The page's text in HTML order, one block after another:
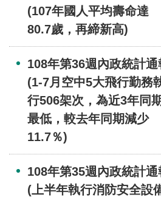
(107年國人平均壽命達
80.7歲，再締新高)
108年第36週內政統計通
(1-7月空中5大飛行勤務
行506架次，為近3年同期
最低，較去年同期減少
11.7％)
108年第35週內政統計通
(上半年執行消防安全設